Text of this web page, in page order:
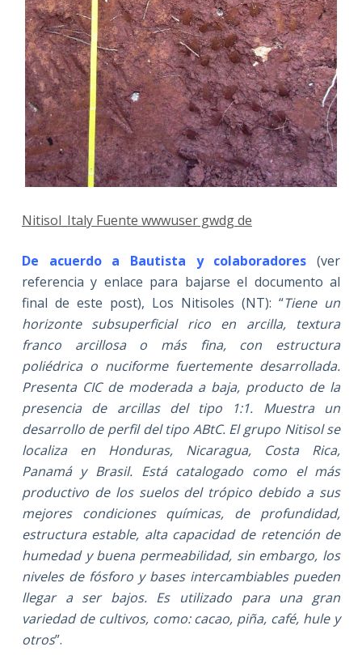
Nitisol_Italy Fuente wwwuser gwdg de
De acuerdo a Bautista y colaboradores (ver
referencia y enlace para bajarse el documento al
final de este post), Los Nitisoles (NT): “Tiene un
horizonte subsuperficial rico en arcilla, textura
franco arcillosa o más fina, con estructura
poliédrica o nuciforme fuertemente desarrollada.
Presenta CIC de moderada a baja, producto de la
presencia de arcillas del tipo 1:1. Muestra un
desarrollo de perfil del tipo ABtC. El grupo Nitisol se
localiza en Honduras, Nicaragua, Costa Rica,
Panamá y Brasil. Está catalogado como el más
productivo de los suelos del trópico debido a sus
mejores condiciones químicas, de profundidad,
estructura estable, alta capacidad de retención de
humedad y buena permeabilidad, sin embargo, los
niveles de fósforo y bases intercambiables pueden
llegar a ser bajos. Es utilizado para una gran
variedad de cultivos, como: cacao, piña, café, hule y
otros”.